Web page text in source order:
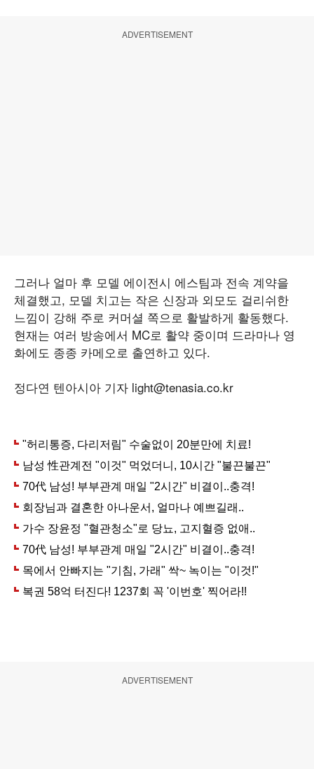
ADVERTISEMENT
그러나 얼마 후 모델 에이전시 에스팀과 전속 계약을
체결했고, 모델 치고는 작은 신장과 외모도 걸리쉬한
느낌이 강해 주로 커머셜 쪽으로 활발하게 활동했다.
현재는 여러 방송에서 MC로 활약 중이며 드라마나 영
화에도 종종 카메오로 출연하고 있다.
정다연 텐아시아 기자 light@tenasia.co.kr
ADVERTISEMENT